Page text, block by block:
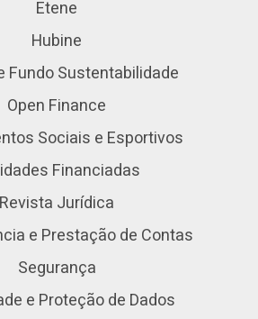
Etene
Hubine
Fundo Sustentabilidade
Open Finance
Sociais e Esportivos
Financiadas
Revista Jurídica
e Prestação de Contas
Segurança
e Proteção de Dados